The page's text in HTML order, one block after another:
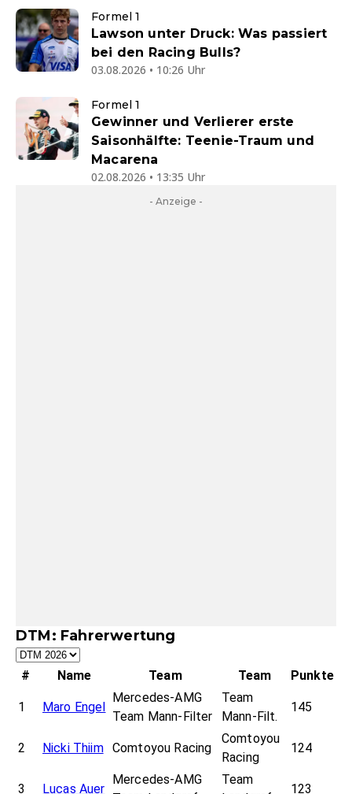
Formel 1
Lawson unter Druck: Was passiert
bei den Racing Bulls?
03.08.2026 • 10:26 Uhr
Formel 1
Gewinner und Verlierer erste
Saisonhälfte: Teenie-Traum und
Macarena
02.08.2026 • 13:35 Uhr
- Anzeige -
DTM: Fahrerwertung
# Name Team Team Punkte
1 Maro Engel
Mercedes-AMG
Team Mann-Filter
Team
Mann-Filt.
145
2 Nicki Thiim Comtoyou Racing
Comtoyou
Racing
124
3 Lucas Auer
Mercedes-AMG
Team
123